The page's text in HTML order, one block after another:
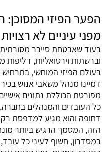
הפער הפיזי
מפני עיניים לא רצויות
בעוד שאבטחת סייבר
וברשתות וירטואליות,
בעולם הפיזי המוחשי,
דמיינו מנהל משאבי אנוש
מפורטת הכוללת נתונים
כל העובדים והמנהלים
דחופה והוא מגיע למדפסת רק
הזה, המסמך הרגיש ביותר
במסדרון, חשוף לעיני כל